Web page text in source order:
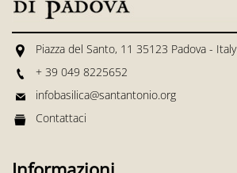
Piazza del Santo, 11 35123 Padova - Italy
+ 39 049 8225652
infobasilica@santantonio.org
Contattaci